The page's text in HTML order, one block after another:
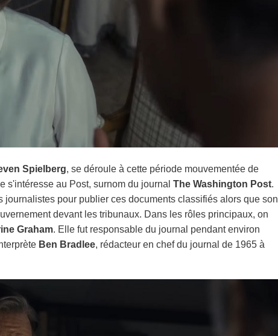
Spielberg, se déroule à cette période mouvementée de
s'intéresse au Post, surnom du journal The Washington Post.
journalistes pour publier ces documents classifiés alors que son
devant les tribunaux. Dans les rôles principaux, on
Graham. Elle fut responsable du journal pendant environ
Ben Bradlee, rédacteur en chef du journal de 1965 à